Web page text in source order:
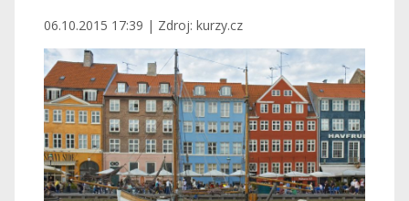
06.10.2015 17:39 | Zdroj: kurzy.cz